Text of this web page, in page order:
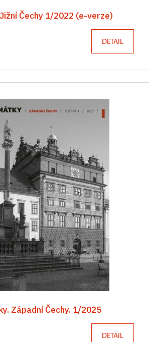
Čechy 1/2022 (e-verze)
DETAIL
Západní Čechy. 1/2025
DETAIL